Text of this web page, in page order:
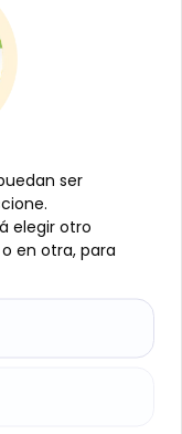
sabor mango.
lácteos y
antes de
ser
elegir otro
en otra, para
ser
elegir otro
en otra, para